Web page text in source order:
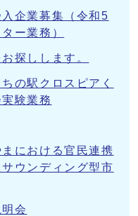
企業募集（令和5
ー業務）
探しします。
の駅クロスピアく
験業務
における官民連携
ウンディング型市
会